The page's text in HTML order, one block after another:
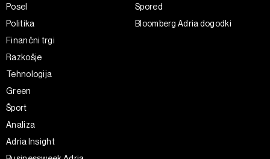
Posel
Politika
Finančni trgi
Razkošje
Tehnologija
Green
Šport
Analiza
Adria Insight
Spored
Bloomberg Adria dogodki